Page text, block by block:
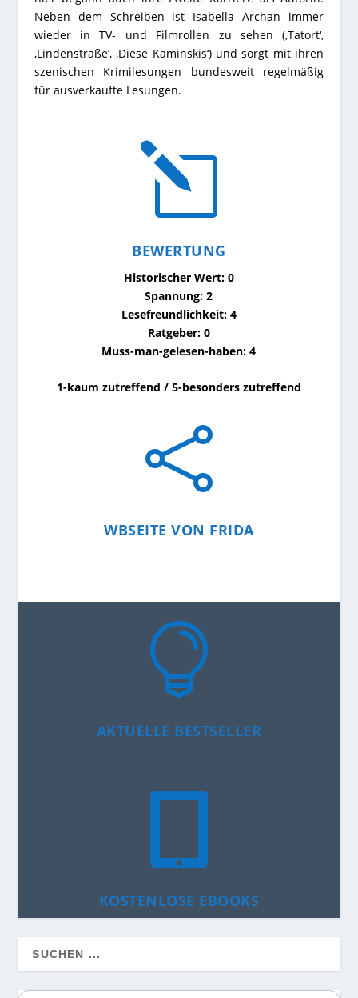
Neben dem Schreiben ist Isabella Archan immer
wieder in TV- und Filmrollen zu sehen (‚Tatort‘,
‚Lindenstraße‘, ‚Diese Kaminskis‘) und sorgt mit ihren
szenischen Krimilesungen bundesweit regelmäßig
für ausverkaufte Lesungen.
l
BEWERTUNG
Historischer Wert: 0
Spannung: 2
Lesefreundlichkeit: 4
Ratgeber: 0
Muss-man-gelesen-haben: 4
1-kaum zutreffend / 5-besonders zutreffend

WBSEITE VON FRIDA

AKTUELLE BESTSELLER
KOSTENLOSE EBOOKS